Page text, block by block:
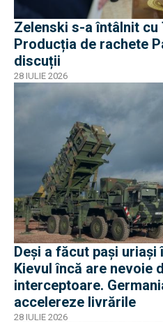
Zelenski s-a întâlnit cu
Producția de rachete
discuții
28 IULIE 2026
Deși a făcut pași
Kievul încă are nevoie
interceptoare.
accelereze livrările
28 IULIE 2026